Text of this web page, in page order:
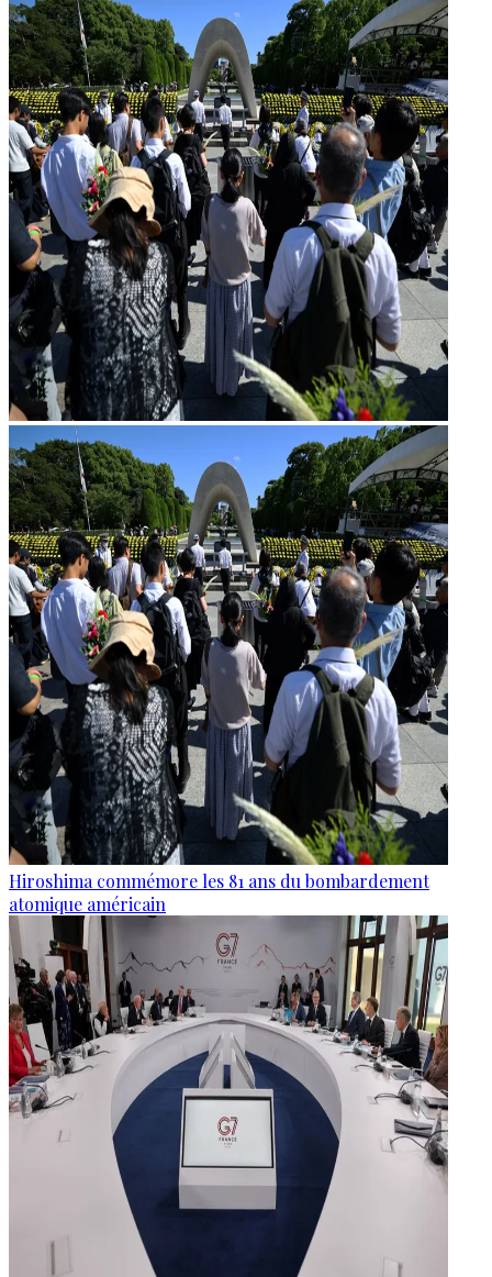
Hiroshima commémore les 81 ans du bombardement
atomique américain